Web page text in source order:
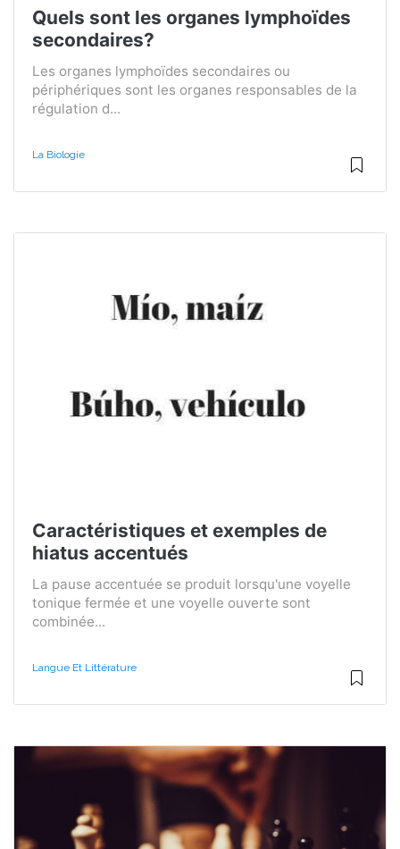
Quels sont les organes lymphoïdes
secondaires?
Les organes lymphoïdes secondaires ou
périphériques sont les organes responsables de la
régulation d...
La Biologie
Caractéristiques et exemples de
hiatus accentués
La pause accentuée se produit lorsqu'une voyelle
tonique fermée et une voyelle ouverte sont
combinée...
Langue Et Littérature